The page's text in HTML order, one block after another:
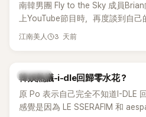
南韓男團 Fly to the Sky 成員
上YouTube節目時，再度談到自己
另一半的口臭、便便臭都要愛」這
江南美人 3 天前
熱議討論
韓娛熱議-i-dle回歸零水花？
原 Po 表示自己完全不知道I-DLE
感覺是因為 LE SSERAFIM 和